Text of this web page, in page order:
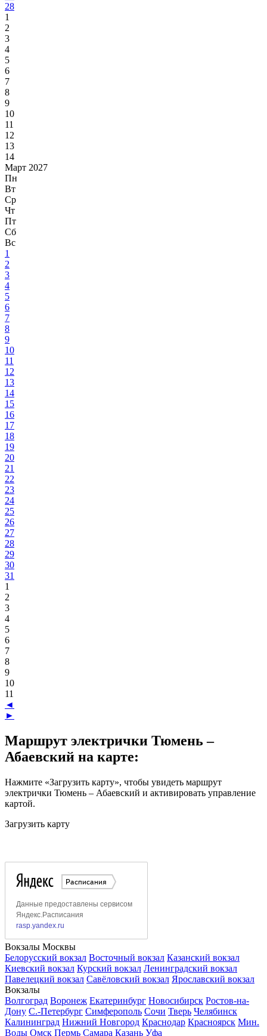
28
1
2
3
4
5
6
7
8
9
10
11
12
13
14
Март 2027
Пн
Вт
Ср
Чт
Пт
Сб
Вс
1
2
3
4
5
6
7
8
9
10
11
12
13
14
15
16
17
18
19
20
21
22
23
24
25
26
27
28
29
30
31
1
2
3
4
5
6
7
8
9
10
11
◄
►
Маршрут электрички Тюмень –
Абаевский на карте:
Нажмите «Загрузить карту», чтобы увидеть маршрут
электрички Тюмень – Абаевский и активировать управление
картой.
Загрузить карту
Вокзалы Москвы
Белорусский вокзал Восточный вокзал Казанский вокзал
Киевский вокзал Курский вокзал Ленинградский вокзал
Павелецкий вокзал Савёловский вокзал Ярославский вокзал
Вокзалы
Волгоград Воронеж Екатеринбург Новосибирск Ростов-на-
Дону С.-Петербург Симферополь Сочи Тверь Челябинск
Калининград Нижний Новгород Краснодар Красноярск Мин.
Воды Омск Пермь Самара Казань Уфа